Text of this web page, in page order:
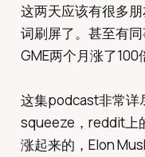
这两天应该有很多
词刷屏了。甚至有
GME两个月涨了100
这集podcast非常详
squeeze，reddit上
涨起来的，Elon